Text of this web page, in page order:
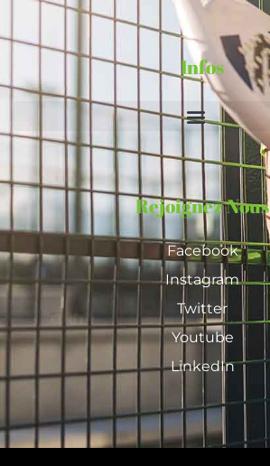
Infos
Rejoignez Nous
Facebook
Instagram
Twitter
Youtube
LinkedIn